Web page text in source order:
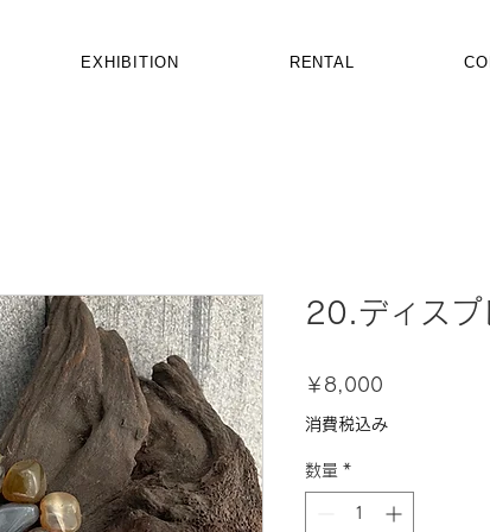
EXHIBITION RENTAL
20.ディスプ
￥8,000
格
消費税込み
数量 *